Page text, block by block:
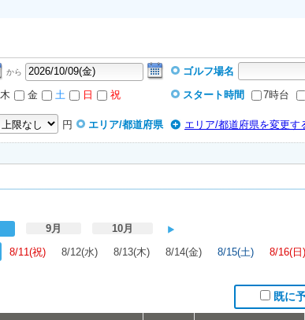
から ゴルフ場名
木 金 土 日 祝 スタート時間 7時台
円 エリア/都道府県 エリア/都道府県を変更す
9月
10月
8/11(祝) 8/12(水) 8/13(木) 8/14(金) 8/15(土) 8/16(日)
既に